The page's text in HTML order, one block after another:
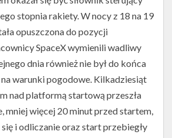
stopnia rakiety. W nocy z 18 na 19
opuszczona do pozycji
SpaceX wymienili wadliwy
dnia również nie był do końca
warunki pogodowe. Kilkadziesiąt
nad platformą startową przeszła
mniej więcej 20 minut przed startem,
i odliczanie oraz start przebiegły